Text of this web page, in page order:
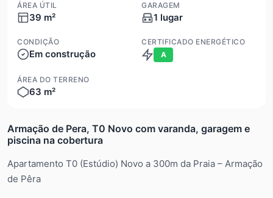
ÁREA ÚTIL
39 m²
GARAGEM
1 lugar
CONDIÇÃO
Em construção
CERTIFICADO ENERGÉTICO
A
ÁREA DO TERRENO
63 m²
Armação de Pera, T0 Novo com varanda, garagem e
piscina na cobertura
Apartamento T0 (Estúdio) Novo a 300m da Praia – Armação
de Pêra